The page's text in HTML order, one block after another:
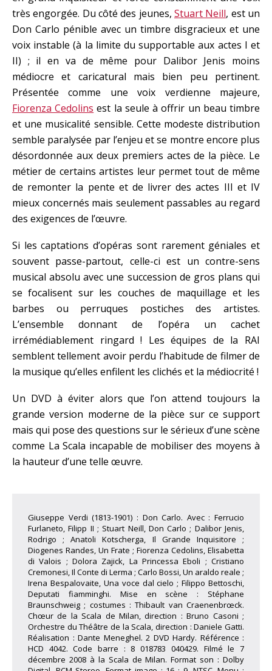
très engorgée. Du côté des jeunes, Stuart Neill, est un
Don Carlo pénible avec un timbre disgracieux et une
voix instable (à la limite du supportable aux actes I et
II) ; il en va de même pour Dalibor Jenis moins
médiocre et caricatural mais bien peu pertinent.
Présentée comme une voix verdienne majeure,
Fiorenza Cedolins est la seule à offrir un beau timbre
et une musicalité sensible. Cette modeste distribution
semble paralysée par l’enjeu et se montre encore plus
désordonnée aux deux premiers actes de la pièce. Le
métier de certains artistes leur permet tout de même
de remonter la pente et de livrer des actes III et IV
mieux concernés mais seulement passables au regard
des exigences de l’œuvre.
Si les captations d’opéras sont rarement géniales et
souvent passe-partout, celle-ci est un contre-sens
musical absolu avec une succession de gros plans qui
se focalisent sur les couches de maquillage et les
barbes ou perruques postiches des artistes.
L’ensemble donnant de l’opéra un cachet
irrémédiablement ringard ! Les équipes de la RAI
semblent tellement avoir perdu l’habitude de filmer de
la musique qu’elles enfilent les clichés et la médiocrité !
Un DVD à éviter alors que l’on attend toujours la
grande version moderne de la pièce sur ce support
mais qui pose des questions sur le sérieux d’une scène
comme La Scala incapable de mobiliser des moyens à
la hauteur d’une telle œuvre.
Giuseppe Verdi (1813-1901) : Don Carlo. Avec : Ferrucio
Furlaneto, Filipp II ; Stuart Neill, Don Carlo ; Dalibor Jenis,
Rodrigo ; Anatoli Kotscherga, Il Grande Inquisitore ;
Diogenes Randes, Un Frate ; Fiorenza Cedolins, Elisabetta
di Valois ; Dolora Zajick, La Princessa Eboli ; Cristiano
Cremonesi, Il Conte di Lerma ; Carlo Bossi, Un araldo reale ;
Irena Bespalovaite, Una voce dal cielo ; Filippo Bettoschi,
Deputati fiamminghi. Mise en scène : Stéphane
Braunschweig ; costumes : Thibault van Craenenbrœck.
Chœur de la Scala de Milan, direction : Bruno Casoni ;
Orchestre du Théâtre de la Scala, direction : Daniele Gatti.
Réalisation : Dante Meneghel. 2 DVD Hardy. Référence :
HCD 4042. Code barre : 8 018783 040429. Filmé le 7
décembre 2008 à la Scala de Milan. Format son : Dolby